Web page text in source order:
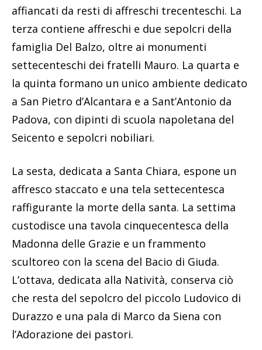
affiancati da resti di affreschi trecenteschi. La
terza contiene affreschi e due sepolcri della
famiglia Del Balzo, oltre ai monumenti
settecenteschi dei fratelli Mauro. La quarta e
la quinta formano un unico ambiente dedicato
a San Pietro d’Alcantara e a Sant’Antonio da
Padova, con dipinti di scuola napoletana del
Seicento e sepolcri nobiliari.
La sesta, dedicata a Santa Chiara, espone un
affresco staccato e una tela settecentesca
raffigurante la morte della santa. La settima
custodisce una tavola cinquecentesca della
Madonna delle Grazie e un frammento
scultoreo con la scena del Bacio di Giuda.
L’ottava, dedicata alla Natività, conserva ciò
che resta del sepolcro del piccolo Ludovico di
Durazzo e una pala di Marco da Siena con
l’Adorazione dei pastori.